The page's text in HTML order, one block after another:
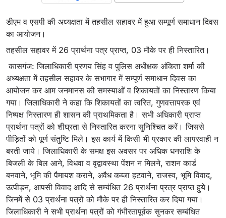
डीएम व एसपी की अध्यक्षता में तहसील सहावर में हुआ सम्पूर्ण समाधान दिवस
का आयोजन।
तहसील सहावर में 26 प्रार्थना पत्र प्राप्त, 03 मौके पर ही निस्तारित।
कासगंज: जिलाधिकारी प्रणय सिंह व पुलिस अधीक्षक अंकिता शर्मा की
अध्यक्षता में तहसील सहावर के सभागार में सम्पूर्ण समाधान दिवस का
आयोजन कर आम जनमानस की समस्याओं व शिकायतों का निस्तारण किया
गया। जिलाधिकारी ने कहा कि शिकायतों का त्वरित, गुणवत्तापरक एवं
निष्पक्ष निस्तारण ही शासन की प्राथमिकता है। सभी अधिकारी प्राप्त
प्रार्थना पत्रों को शीघ्रता से निस्तारित करना सुनिश्चित करें। जिससे
पीड़ितों को पूर्ण संतुष्टि मिले। इस कार्य में किसी भी प्रकार की लापरवाही न
बरती जाये। जिलाधिकारी के समक्ष इस अवसर पर अधिक धनराशि के
बिजली के बिल आने, विधवा व वृद्वावस्था पेंशन न मिलने, राशन कार्ड
बनवाने, भूमि की पैमायश कराने, अवैध कब्जा हटवाने, राजस्व, भूमि विवाद,
उत्पीड़न, आपसी विवाद आदि से सम्बंधित 26 प्रार्थना प्रत्र प्राप्त हुये।
जिनमें से 03 प्रार्थना पत्रों को मौके पर ही निस्तारित कर दिया गया।
जिलाधिकारी ने सभी प्रार्थना पत्रों को गंभीरतापूर्वक सुनकर सम्बंधित